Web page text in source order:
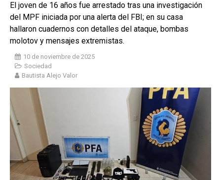
El joven de 16 años fue arrestado tras una investigación
del MPF iniciada por una alerta del FBI; en su casa
hallaron cuadernos con detalles del ataque, bombas
molotov y mensajes extremistas.
10 de noviembre de 2025
Sociedad
Bautista Alejo Valor